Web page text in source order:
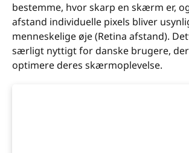
bestemme, hvor skarp en skærm er,
afstand individuelle pixels bliver
menneskelige øje (Retina afstand).
særligt nyttigt for danske brugere,
optimere deres skærmoplevelse.